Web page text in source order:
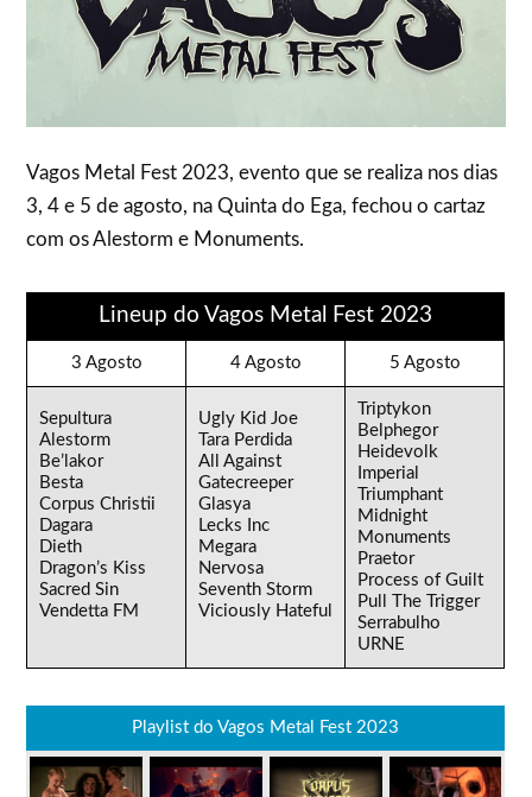
Vagos Metal Fest 2023, evento que se realiza nos dias
3, 4 e 5 de agosto, na Quinta do Ega, fechou o cartaz
com os Alestorm e Monuments.
Lineup do Vagos Metal Fest 2023
3 Agosto 4 Agosto 5 Agosto
Sepultura
Alestorm
Be’lakor
Besta
Corpus Christii
Dagara
Dieth
Dragon’s Kiss
Sacred Sin
Vendetta FM
Ugly Kid Joe
Tara Perdida
All Against
Gatecreeper
Glasya
Lecks Inc
Megara
Nervosa
Seventh Storm
Viciously Hateful
Triptykon
Belphegor
Heidevolk
Imperial
Triumphant
Midnight
Monuments
Praetor
Process of Guilt
Pull The Trigger
Serrabulho
URNE
Playlist do Vagos Metal Fest 2023